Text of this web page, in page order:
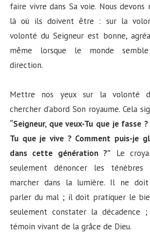
faire vivre dans Sa voie. Nous
là où ils doivent être : sur la
volonté du Seigneur est bonne,
même lorsque le monde
direction.
Mettre nos yeux sur la volonté
chercher d’abord Son royaume. Cela
“Seigneur, que veux-Tu que je fasse
Tu que je vive ? Comment puis-je
dans cette génération ?” Le
seulement dénoncer les
marcher dans la lumière. Il ne
parler du mal ; il doit pratiquer le
seulement constater la
témoin vivant de la grâce de Dieu.